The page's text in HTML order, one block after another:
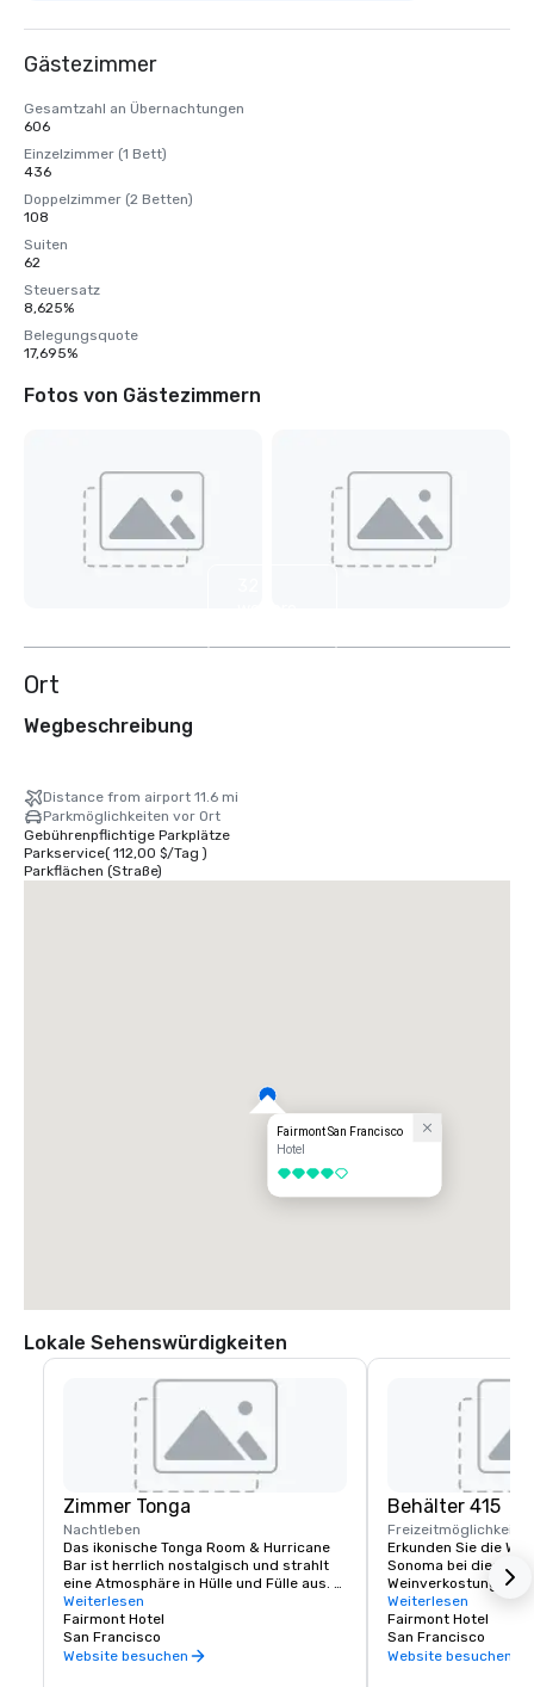
Gästezimmer
Gesamtzahl an Übernachtungen
606
Einzelzimmer (1 Bett)
436
Doppelzimmer (2 Betten)
108
Suiten
62
Steuersatz
8,625%
Belegungsquote
17,695%
Fotos von Gästezimmern
Ort
Wegbeschreibung
Distance from airport 11.6 mi
Parkmöglichkeiten vor Ort
Gebührenpflichtige Parkplätze
Parkservice( 112,00 $/Tag )
Parkflächen (Straße)
Fairmont San Francisco
Hotel
4 von 5
Lokale Sehenswürdigkeiten
Zimmer Tonga
Nachtleben
Das ikonische Tonga Room & Hurricane
Bar ist herrlich nostalgisch und strahlt
eine Atmosphäre in Hülle und Fülle aus.
Kein Wunder, war es doch ein Hollywood-
Szenenbildner, der den thematischen
Look & Feel kreierte. Die Gäste
versammeln sich rund um eine große
Weiterlesen
Fairmont Hotel
San Francisco
Website besuchen
Behälter 415
Freizeitmöglichkeiten
Erkunden Sie die
Sonoma bei dieser
Weinverkostung im
Erfahrene
Geschmack kennen,
Reise verlaufen soll,
maßgeschneidertes
Weiterlesen
Fairmont Hotel
San Francisco
Website besuchen